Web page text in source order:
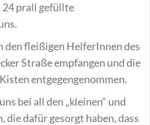
prall gefüllte
den fleißigen HelferInnen des
Straße empfangen und die
entgegengenommen.
bei all den „kleinen“ und
die dafür gesorgt haben, dass